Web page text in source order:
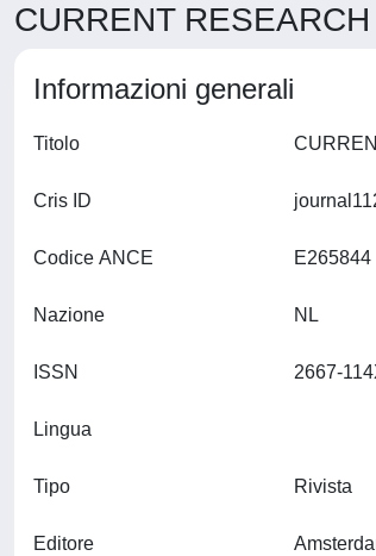
CURRENT
Informazioni generali
Titolo
Cris ID
Codice ANCE
Nazione
ISSN
Lingua
Tipo Rivista
Editore